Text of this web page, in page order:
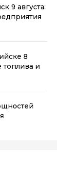
9 августа:
8
топлива и